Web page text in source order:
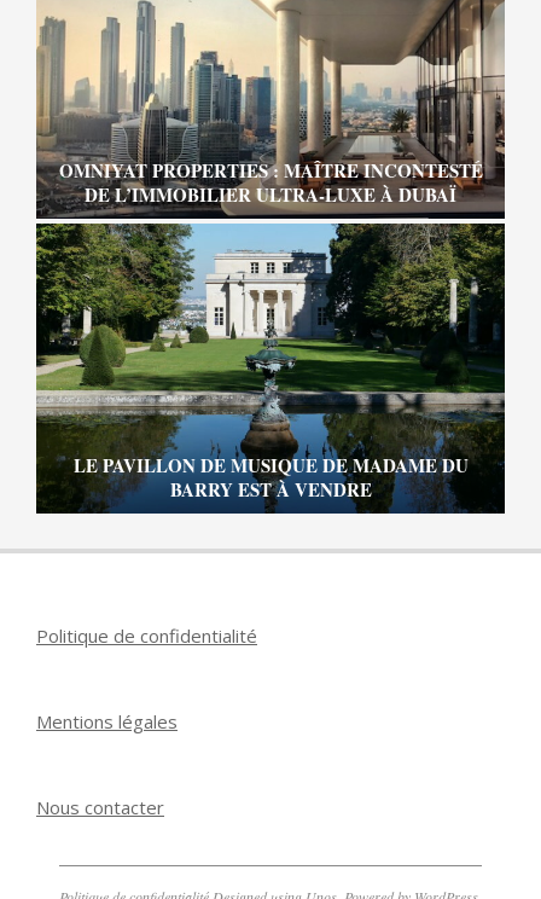
OMNIYAT PROPERTIES : MAÎTRE INCONTESTÉ
DE L’IMMOBILIER ULTRA-LUXE À DUBAÏ
LE PAVILLON DE MUSIQUE DE MADAME DU
BARRY EST À VENDRE
Politique de confidentialité
Mentions légales
Nous contacter